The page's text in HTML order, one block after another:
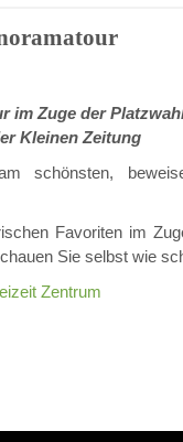
im Zuge der
Kleinen Zeitung
schönsten,
Favoriten im
Sie selbst wie
Zentrum